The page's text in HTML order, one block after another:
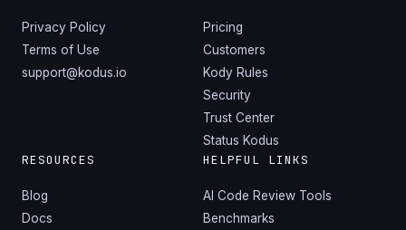
Privacy Policy
Terms of Use
support@kodus.io
Pricing
Customers
Kody Rules
Security
Trust Center
Status Kodus
RESOURCES
Blog
Docs
HELPFUL LINKS
AI Code Review Tools
Benchmarks